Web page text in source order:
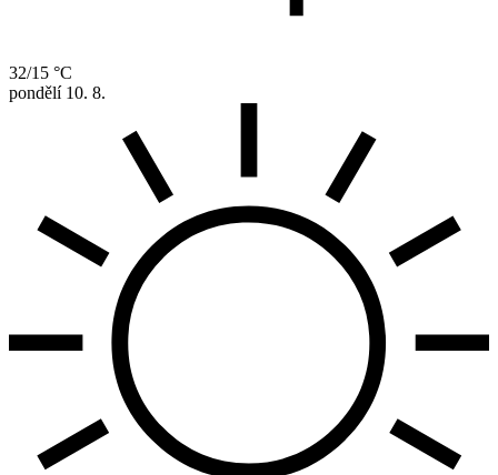
32/15 °C
pondělí 10. 8.